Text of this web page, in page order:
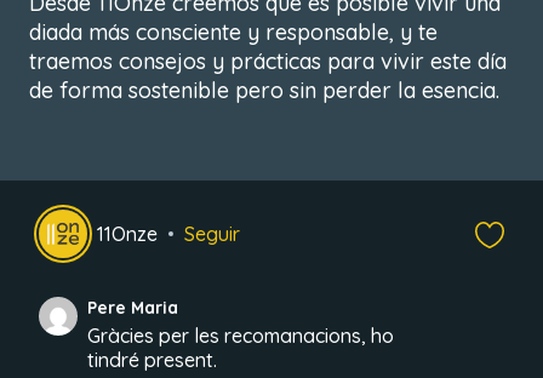
diada más consciente y responsable, y te
traemos consejos y prácticas para vivir este día
de forma sostenible pero sin perder la esencia.
11Onze Seguir
Pere Maria
Gràcies per les recomanacions, ho
tindré present.